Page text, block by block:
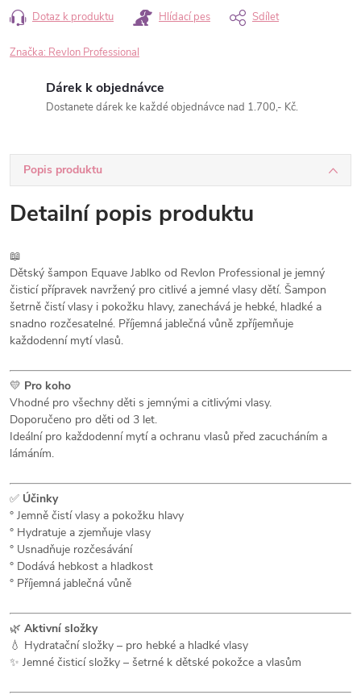
Dotaz k produktu Hlídací pes Sdílet
Značka: Revlon Professional
Dárek k objednávce
Dostanete dárek ke každé objednávce nad 1.700,- Kč.
Popis produktu
Detailní popis produktu
📖
Dětský šampon Equave Jablko od Revlon Professional je jemný
čisticí přípravek navržený pro citlivé a jemné vlasy dětí. Šampon
šetrně čistí vlasy i pokožku hlavy, zanechává je hebké, hladké a
snadno rozčesatelné. Příjemná jablečná vůně zpříjemňuje
každodenní mytí vlasů.
💛 Pro koho
Vhodné pro všechny děti s jemnými a citlivými vlasy.
Doporučeno pro děti od 3 let.
Ideální pro každodenní mytí a ochranu vlasů před zacucháním a
lámáním.
✅ Účinky
° Jemně čistí vlasy a pokožku hlavy
° Hydratuje a zjemňuje vlasy
° Usnadňuje rozčesávání
° Dodává hebkost a hladkost
° Příjemná jablečná vůně
🌿 Aktivní složky
💧 Hydratační složky – pro hebké a hladké vlasy
✨ Jemné čisticí složky – šetrné k dětské pokožce a vlasům